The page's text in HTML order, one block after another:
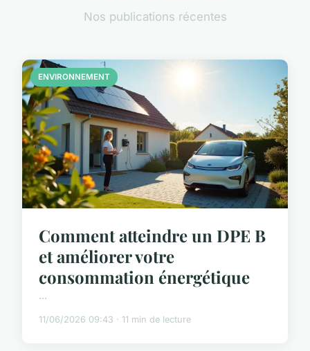
Nos publications récentes
ENVIRONNEMENT
Comment atteindre un DPE B
et améliorer votre
consommation énergétique
...
11/06/2026 09:43 · 11 min de lecture